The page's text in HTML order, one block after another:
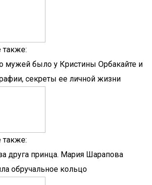
также:
мужей было у Кристины Орбакайте и
секреты ее личной жизни
также:
друга принца. Мария Шарапова
обручальное кольцо